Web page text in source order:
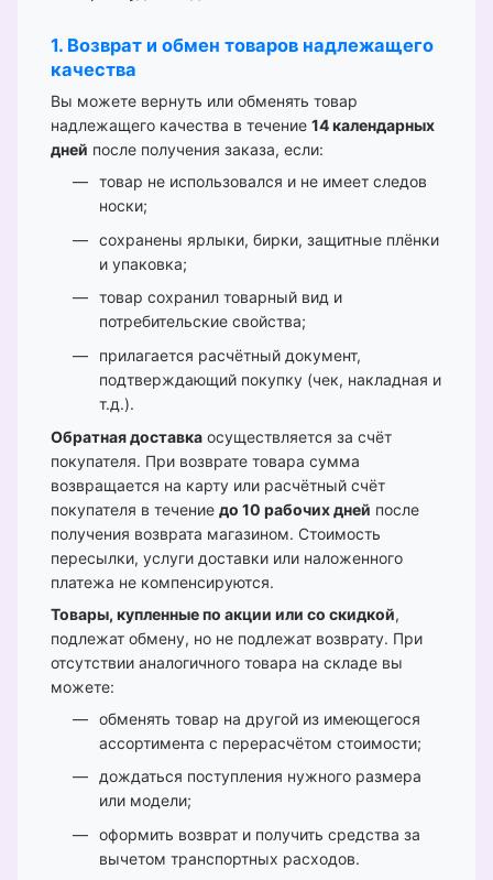
1. Возврат и обмен товаров надлежащего
качества
Вы можете вернуть или обменять товар
надлежащего качества в течение 14 календарных
дней после получения заказа, если:
товар не использовался и не имеет следов
носки;
сохранены ярлыки, бирки, защитные плёнки
и упаковка;
товар сохранил товарный вид и
потребительские свойства;
прилагается расчётный документ,
подтверждающий покупку (чек, накладная и
т.д.).
Обратная доставка осуществляется за счёт
покупателя. При возврате товара сумма
возвращается на карту или расчётный счёт
покупателя в течение до 10 рабочих дней после
получения возврата магазином. Стоимость
пересылки, услуги доставки или наложенного
платежа не компенсируются.
Товары, купленные по акции или со скидкой,
подлежат обмену, но не подлежат возврату. При
отсутствии аналогичного товара на складе вы
можете:
обменять товар на другой из имеющегося
ассортимента с перерасчётом стоимости;
дождаться поступления нужного размера
или модели;
оформить возврат и получить средства за
вычетом транспортных расходов.